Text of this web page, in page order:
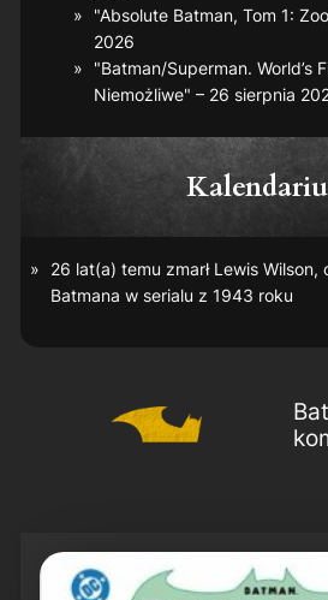
"Absolute Batman, Tom 1:
2026
"Batman/Superman. World’s
Niemożliwe" – 26 sierpnia
26 lat(a) temu zmarł Lewis Wilson,
Batmana w serialu z 1943 roku